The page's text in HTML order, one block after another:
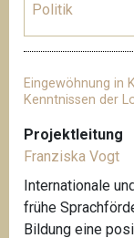
Politik
Eingewöhnung in
Kenntnissen der
Projektleitung
Franziska Vogt
Internationale
frühe
Bildung eine